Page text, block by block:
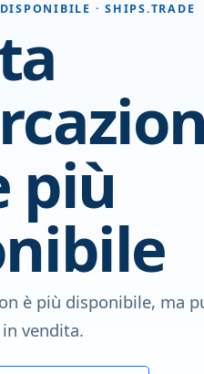
· SHIPS.TRADE
più
è più disponibile, ma
vendita.